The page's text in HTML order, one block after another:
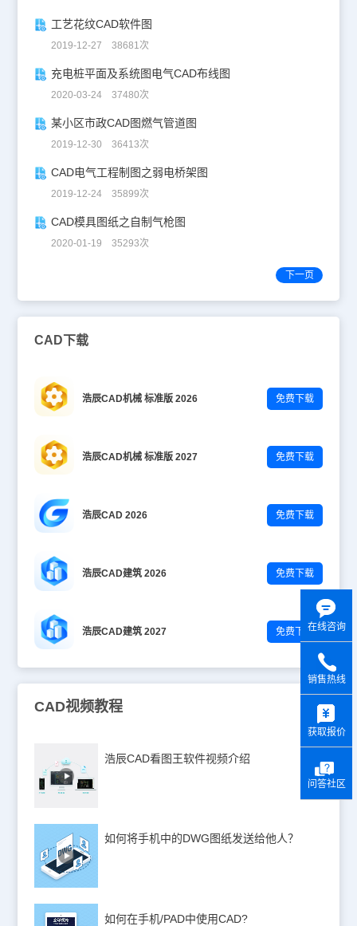
工艺花纹CAD软件图
2019-12-27 38681次
充电桩平面及系统图电气CAD布线图
2020-03-24 37480次
某小区市政CAD图燃气管道图
2019-12-30 36413次
CAD电气工程制图之弱电桥架图
2019-12-24 35899次
CAD模具图纸之自制气枪图
2020-01-19 35293次
下一页
CAD下载
浩辰CAD机械 标准版 2026 免费下载
浩辰CAD机械 标准版 2027 免费下载
浩辰CAD 2026 免费下载
浩辰CAD建筑 2026 免费下载
浩辰CAD建筑 2027 免费下载
CAD视频教程
浩辰CAD看图王软件视频介绍
如何将手机中的DWG图纸发送给他人？
如何在手机/PAD中使用CAD?
在线咨询
销售热线
获取报价
问答社区